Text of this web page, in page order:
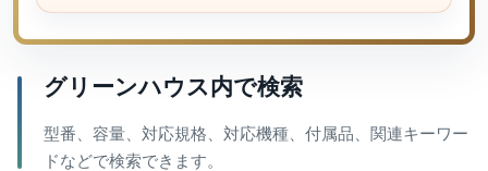
グリーンハウス内で検索
型番、容量、対応規格、対応機種、付属品、関連キーワー
ドなどで検索できます。